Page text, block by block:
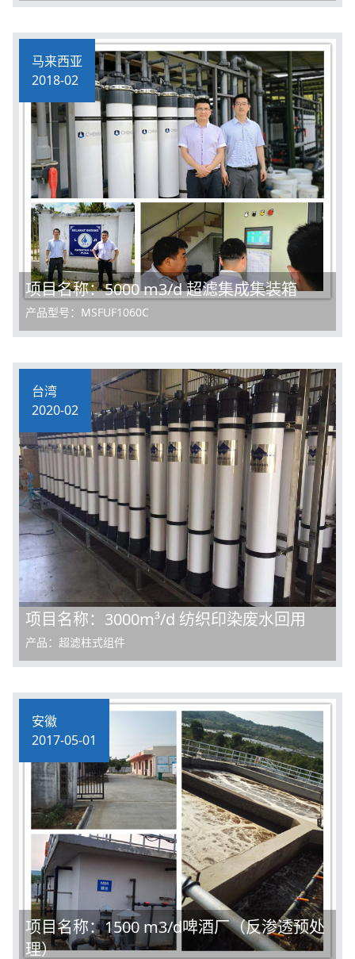
马来西亚
2018-02
项目名称：5000 m3/d 超滤集成集装箱
产品型号：MSFUF1060C
台湾
2020-02
项目名称：3000m³/d 纺织印染废水回用
产品：超滤柱式组件
安徽
2017-05-01
项目名称：1500 m3/d啤酒厂（反渗透预处
理）